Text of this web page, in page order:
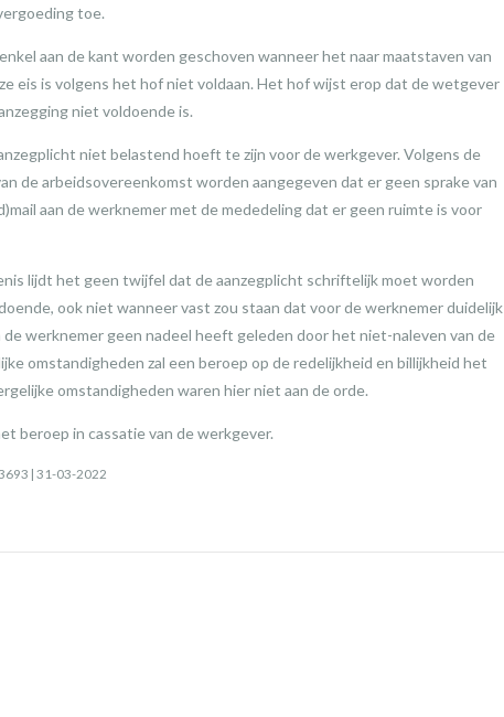
toe.
aan de kant worden geschoven wanneer het naar maatstaven van
eis is volgens het hof niet voldaan. Het hof wijst erop dat de wetgever
niet voldoende is.
niet belastend hoeft te zijn voor de werkgever. Volgens de
de arbeidsovereenkomst worden aangegeven dat er geen sprake van
aan de werknemer met de mededeling dat er geen ruimte is voor
lijdt het geen twijfel dat de aanzegplicht schriftelijk moet worden
ook niet wanneer vast zou staan dat voor de werknemer duidelijk
werknemer geen nadeel heeft geleden door het niet-naleven van de
omstandigheden zal een beroep op de redelijkheid en billijkheid het
omstandigheden waren hier niet aan de orde.
beroep in cassatie van de werkgever.
| 31-03-2022